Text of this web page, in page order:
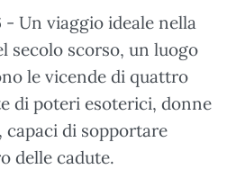
- Un viaggio ideale nella
secolo scorso, un luogo
le vicende di quattro
di poteri esoterici, donne
capaci di sopportare
delle cadute.